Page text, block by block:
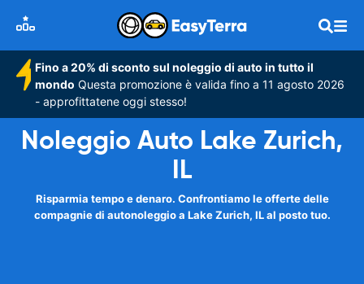
Fino a 20% di sconto sul noleggio di auto in tutto il
mondo Questa promozione è valida fino a 11 agosto 2026
- approfittatene oggi stesso!
Noleggio Auto Lake Zurich,
IL
Risparmia tempo e denaro. Confrontiamo le offerte delle
compagnie di autonoleggio a Lake Zurich, IL al posto tuo.